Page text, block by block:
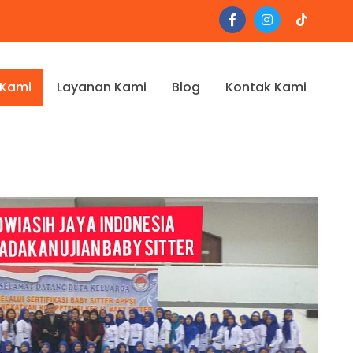
Layanan Kami Blog Kontak Kami